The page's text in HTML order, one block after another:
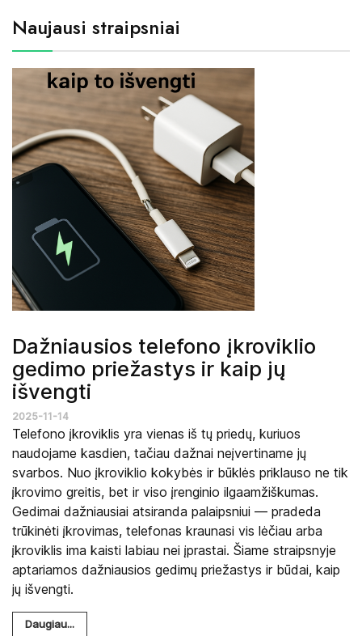
Naujausi straipsniai
Dažniausios telefono įkroviklio
gedimo priežastys ir kaip jų
išvengti
2025-11-14
Telefono įkroviklis yra vienas iš tų priedų, kuriuos
naudojame kasdien, tačiau dažnai neįvertiname jų
svarbos. Nuo įkroviklio kokybės ir būklės priklauso ne tik
įkrovimo greitis, bet ir viso įrenginio ilgaamžiškumas.
Gedimai dažniausiai atsiranda palaipsniui — pradeda
trūkinėti įkrovimas, telefonas kraunasi vis lėčiau arba
įkroviklis ima kaisti labiau nei įprastai. Šiame straipsnyje
aptariamos dažniausios gedimų priežastys ir būdai, kaip
jų išvengti.
Daugiau...